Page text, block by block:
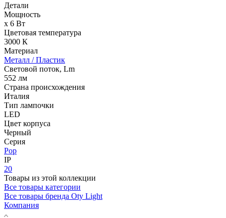
Детали
Мощность
x 6 Вт
Цветовая температура
3000 К
Материал
Металл / Пластик
Световой поток, Lm
552 лм
Страна происхождения
Италия
Тип лампочки
LED
Цвет корпуса
Черный
Серия
Pop
IP
20
Товары из этой коллекции
Все товары категории
Все товары бренда Oty Light
Компания